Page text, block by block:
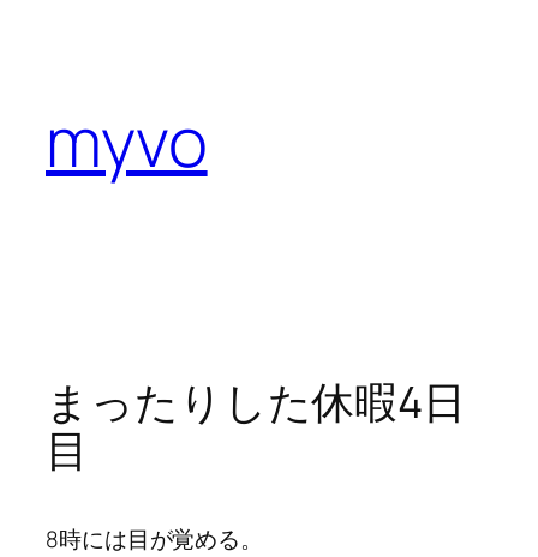
myvo
まったりした休暇4日
目
8時には目が覚める。